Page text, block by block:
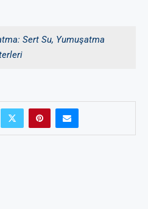
Sert Su, Yumuşatma